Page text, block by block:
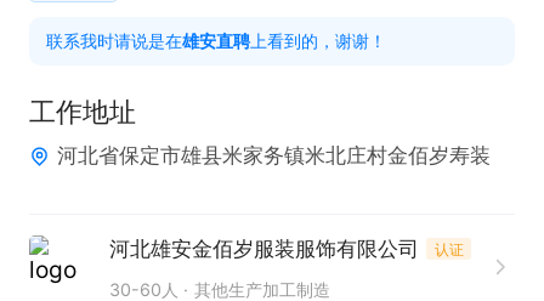
务。
3. 拥有相关视频拍摄剪辑工作经验，能够快速适应工
作要求。
联系我时请说是在雄安直聘 上看到的，谢谢！
工作地址
河北省保定市雄县米家务镇米北庄村金佰岁寿装
河北雄安金佰岁服装服饰有限公司 认证
30-60人 其他生产加工制造